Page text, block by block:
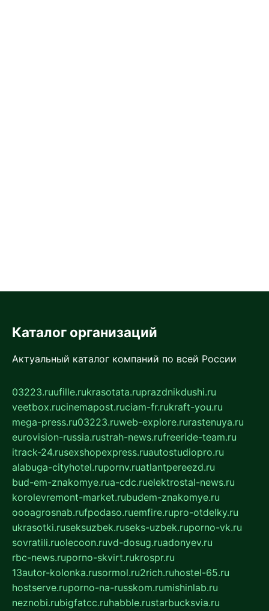
Каталог организаций
Актуальный каталог компаний по всей России
03223.ruufille.rukrasotata.ruprazdnikdushi.ru
veetbox.rucinemapost.ruciam-fr.rukraft-you.ru
mega-press.ru03223.ruweb-explore.rurastenuya.ru
eurovision-russia.rustrah-news.rufreeride-team.ru
itrack-24.rusexshopexpress.ruautostudiopro.ru
alabuga-cityhotel.rupornv.ruatlantpereezd.ru
bud-em-znakomye.rua-cdc.ruelektrostal-news.ru
korolevremont-market.rubudem-znakomye.ru
oooagrosnab.rufpodaso.ruemfire.rupro-otdelky.ru
ukrasotki.ruseksuzbek.ruseks-uzbek.ruporno-vk.ru
sovratili.ruolecoon.ruvd-dosug.ruadonyev.ru
rbc-news.ruporno-skvirt.rukrospr.ru
13autor-kolonka.rusormol.ru2rich.ruhostel-65.ru
hostserve.ruporno-na-russkom.rumishinlab.ru
neznobi.rubigfatcc.ruhabble.rustarbucksvia.ru